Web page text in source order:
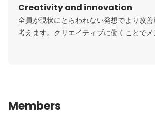
Creativity and innovation
全員が現状にとらわれない発想でより改
考えます。クリエイティブに働くことで
Members